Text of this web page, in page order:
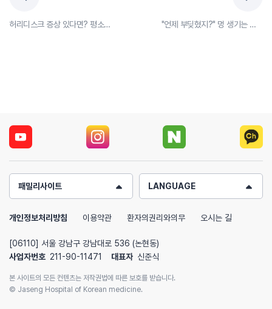
허리디스크 증상 있다면? 평소 챙겨드세요! 허리에 좋은 음식 "언제 부딪혔지?" 멍 생기는 이유와 멍 빨리 빼는 방법
패밀리사이트 LANGUAGE
개인정보처리방침 이용약관 환자의권리와의무 오시는 길
[06110] 서울 강남구 강남대로 536 (논현동)
사업자번호 211-90-11471 대표자 신준식
본 사이트의 모든 컨텐츠는 저작권법에 따른 보호를 받습니다.
© Jaseng Hospital of Korean medicine.